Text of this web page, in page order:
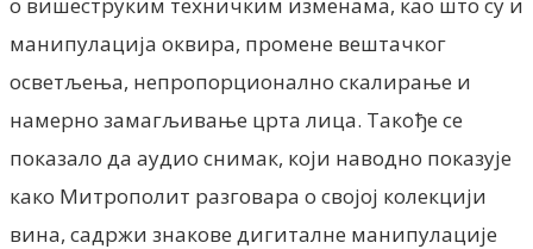
манипулација оквира, промене вештачког
осветљења, непропорционално скалирање и
намерно замагљивање црта лица. Такође се
показало да аудио снимак, који наводно показује
како Митрополит разговара о својој колекцији
вина, садржи знакове дигиталне манипулације